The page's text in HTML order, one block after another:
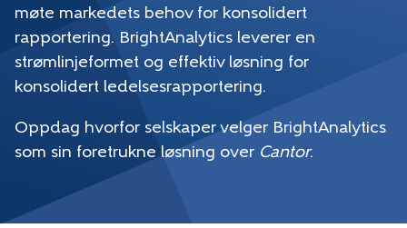
møte markedets behov for konsolidert
rapportering. BrightAnalytics leverer en
strømlinjeformet og effektiv løsning for
konsolidert ledelsesrapportering.
Oppdag hvorfor selskaper velger BrightAnalytics
som sin foretrukne løsning over Cantor.